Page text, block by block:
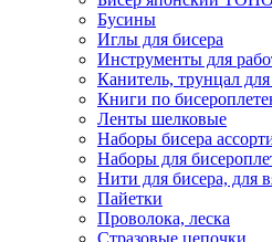
Бусины
Иглы для бисера
Инструменты для
Канитель, трунцал
Книги по
Ленты шелковые
Наборы бисера
Наборы для
Нити для бисера, для
Пайетки
Проволока, леска
Стразовые цепочки